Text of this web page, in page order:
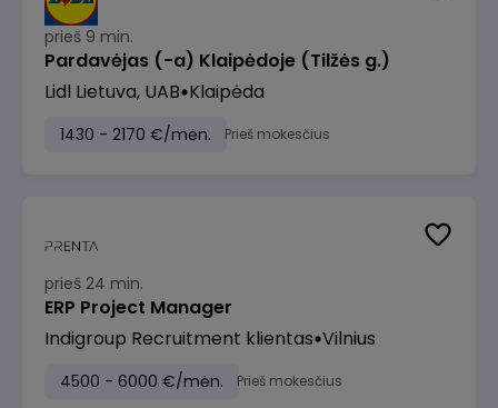
prieš 9 min.
Pardavėjas (-a) Klaipėdoje (Tilžės g.)
Lidl Lietuva, UAB Klaipėda
1430 - 2170 €/mėn. Prieš mokesčius
prieš 24 min.
ERP Project Manager
Indigroup Recruitment klientas Vilnius
4500 - 6000 €/mėn. Prieš mokesčius